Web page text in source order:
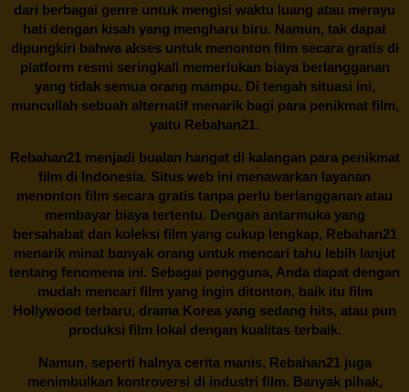
dari berbagai genre untuk mengisi waktu luang atau merayu
hati dengan kisah yang mengharu biru. Namun, tak dapat
dipungkiri bahwa akses untuk menonton film secara gratis di
platform resmi seringkali memerlukan biaya berlangganan
yang tidak semua orang mampu. Di tengah situasi ini,
muncullah sebuah alternatif menarik bagi para penikmat film,
yaitu Rebahan21.
Rebahan21menjadi bualan hangat di kalangan para penikmat
film di Indonesia. Situs web ini menawarkan layanan
menonton film secara gratis tanpa perlu berlangganan atau
membayar biaya tertentu. Dengan antarmuka yang
bersahabat dan koleksi film yang cukup lengkap, Rebahan21
menarik minat banyak orang untuk mencari tahu lebih lanjut
tentang fenomena ini. Sebagai pengguna, Anda dapat dengan
mudah mencari film yang ingin ditonton, baik itu film
Hollywood terbaru, drama Korea yang sedang hits, atau pun
produksi film lokal dengan kualitas terbaik.
Namun, seperti halnya cerita manis, Rebahan21juga
menimbulkan kontroversi di industri film. Banyak pihak,